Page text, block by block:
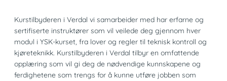
Kurstilbyderen i Verdal vi samarbeider med har erfarne og
sertifiserte instruktører som vil veilede deg gjennom hver
modul i YSK-kurset, fra lover og regler til teknisk kontroll og
kjøreteknikk. Kurstilbyderen i Verdal tilbyr en omfattende
opplæring som vil gi deg de nødvendige kunnskapene og
ferdighetene som trengs for å kunne utføre jobben som